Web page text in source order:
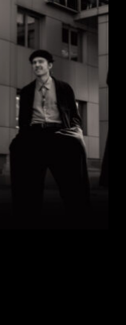
Рояль,) /Денис
Барабани,) /